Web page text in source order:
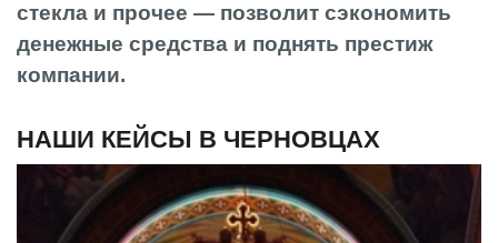
стекла и прочее — позволит сэкономить
денежные средства и поднять престиж
компании.
НАШИ КЕЙСЫ В ЧЕРНОВЦАХ